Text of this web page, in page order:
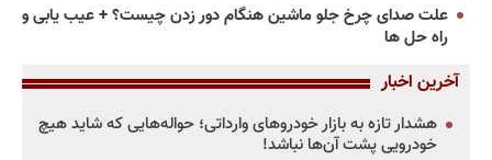
علت صدای چرخ جلو ماشین هنگام دور زدن چیست؟ + عیب یابی و
راه حل ها
آخرین اخبار
هشدار تازه به بازار خودروهای وارداتی؛ حواله‌هایی که شاید هیچ
خودرویی پشت آن‌ها نباشد!